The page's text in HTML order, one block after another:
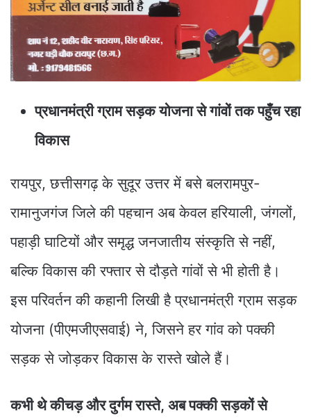
प्रधानमंत्री ग्राम सड़क योजना से गांवों तक पहुँच रहा
विकास
रायपुर, छत्तीसगढ़ के सुदूर उत्तर में बसे बलरामपुर-
रामानुजगंज जिले की पहचान अब केवल हरियाली, जंगलों,
पहाड़ी घाटियों और समृद्ध जनजातीय संस्कृति से नहीं,
बल्कि विकास की रफ्तार से दौड़ते गांवों से भी होती है।
इस परिवर्तन की कहानी लिखी है प्रधानमंत्री ग्राम सड़क
योजना (पीएमजीएसवाई) ने, जिसने हर गांव को पक्की
सड़क से जोड़कर विकास के रास्ते खोले हैं।
कभी थे कीचड़ और दुर्गम रास्ते, अब पक्की सड़कों से